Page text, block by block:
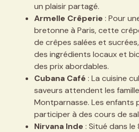
un plaisir partagé.
Armelle Crêperie : Pour
bretonne à Paris, cette
de crêpes salées et
des ingrédients locaux et
des prix abordables.
Cubana Café : La cuisine
saveurs attendent les
Montparnasse. Les enfants
participer à des cours de
Nirvana Inde : Situé dans le